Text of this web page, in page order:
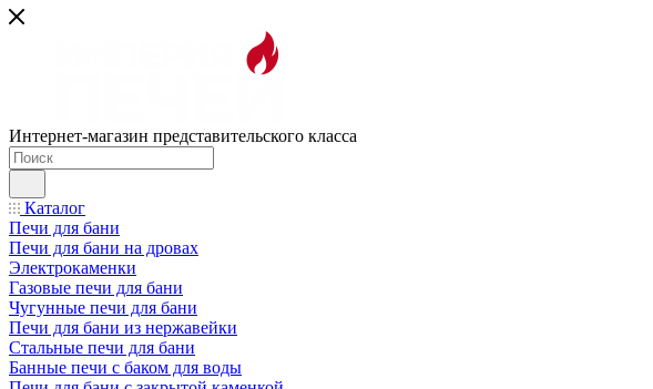
Интернет-магазин представительского класса
Каталог
Печи для бани
Печи для бани на дровах
Электрокаменки
Газовые печи для бани
Чугунные печи для бани
Печи для бани из нержавейки
Стальные печи для бани
Банные печи с баком для воды